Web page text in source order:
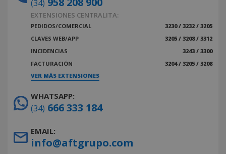
(34)
EXTENSIONES CENTRALITA:
PEDIDOS/COMERCIAL
3230 / 3232 / 3205
CLAVES WEB/APP
3205 / 3208 / 3312
INCIDENCIAS
3243 / 3300
FACTURACIÓN
3204 / 3205 / 3208
VER MÁS EXTENSIONES
WHATSAPP:
(34) 666 333 184
EMAIL:
info@aftgrupo.com